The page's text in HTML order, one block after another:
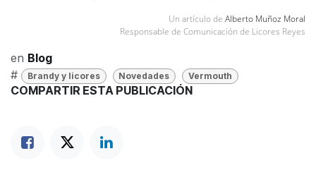
Un artículo de Alberto Muñoz Moral
Responsable de Comunicación de Licores Reyes
en Blog
#
Brandy y licores Novedades Vermouth
COMPARTIR ESTA PUBLICACIÓN